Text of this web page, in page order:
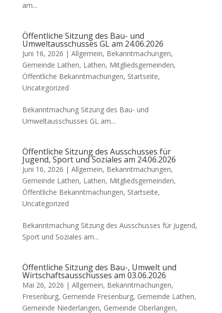
am...
Öffentliche Sitzung des Bau- und
Umweltausschusses GL am 24.06.2026
Juni 16, 2026 | Allgemein, Bekanntmachungen,
Gemeinde Lathen, Lathen, Mitgliedsgemeinden,
Öffentliche Bekanntmachungen, Startseite,
Uncategorized
Bekanntmachung Sitzung des Bau- und
Umweltausschusses GL am...
Öffentliche Sitzung des Ausschusses für
Jugend, Sport und Soziales am 24.06.2026
Juni 16, 2026 | Allgemein, Bekanntmachungen,
Gemeinde Lathen, Lathen, Mitgliedsgemeinden,
Öffentliche Bekanntmachungen, Startseite,
Uncategorized
Bekanntmachung Sitzung des Ausschusses für Jugend,
Sport und Soziales am...
Öffentliche Sitzung des Bau-, Umwelt und
Wirtschaftsausschusses am 03.06.2026
Mai 26, 2026 | Allgemein, Bekanntmachungen,
Fresenburg, Gemeinde Fresenburg, Gemeinde Lathen,
Gemeinde Niederlangen, Gemeinde Oberlangen,